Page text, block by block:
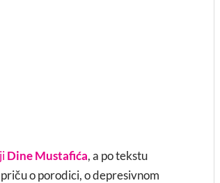
Dine Mustafića, a po tekstu
o porodici, o depresivnom